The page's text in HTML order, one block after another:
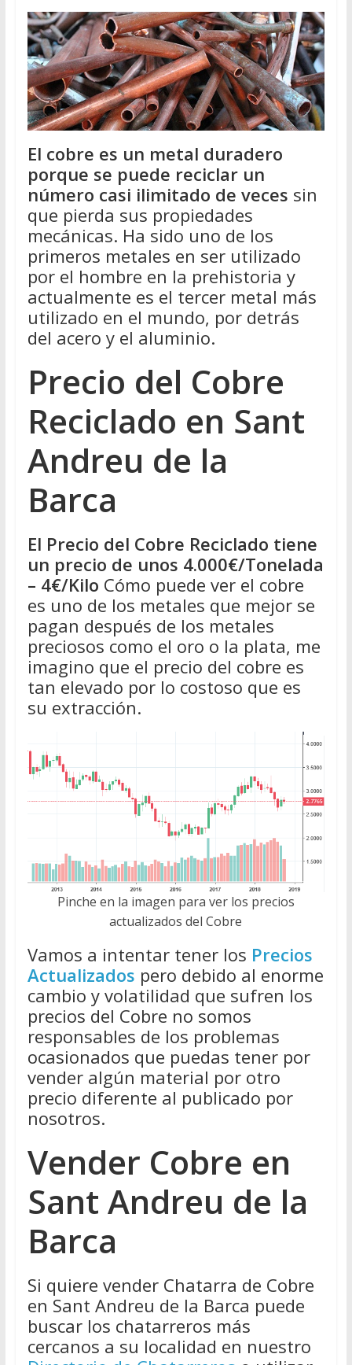
El cobre es un metal duradero
porque se puede reciclar un
número casi ilimitado de veces sin
que pierda sus propiedades
mecánicas. Ha sido uno de los
primeros metales en ser utilizado
por el hombre en la prehistoria y
actualmente es el tercer metal más
utilizado en el mundo, por detrás
del acero y el aluminio.
Precio del Cobre
Reciclado en Sant
Andreu de la
Barca
El Precio del Cobre Reciclado tiene
un precio de unos 4.000€/Tonelada
– 4€/Kilo Cómo puede ver el cobre
es uno de los metales que mejor se
pagan después de los metales
preciosos como el oro o la plata, me
imagino que el precio del cobre es
tan elevado por lo costoso que es
su extracción.
Pinche en la imagen para ver los precios
actualizados del Cobre
Vamos a intentar tener los Precios
Actualizados pero debido al enorme
cambio y volatilidad que sufren los
precios del Cobre no somos
responsables de los problemas
ocasionados que puedas tener por
vender algún material por otro
precio diferente al publicado por
nosotros.
Vender Cobre en
Sant Andreu de la
Barca
Si quiere vender Chatarra de Cobre
en Sant Andreu de la Barca puede
buscar los chatarreros más
cercanos a su localidad en nuestro